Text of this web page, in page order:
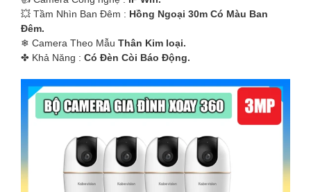
💥 Tầm Nhìn Ban Đêm : Hồng Ngoại 30m Có Màu Ban
Ðêm.
❄ Camera Theo Mẫu Thân Kim loại.
️✤ Khả Năng : Có Ðèn Còi Báo Động.